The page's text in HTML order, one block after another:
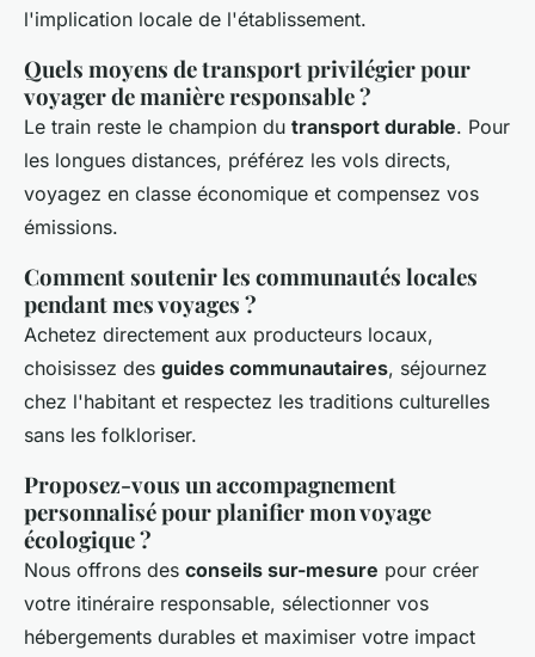
l'implication locale de l'établissement.
Quels moyens de transport privilégier pour
voyager de manière responsable ?
Le train reste le champion du transport durable. Pour
les longues distances, préférez les vols directs,
voyagez en classe économique et compensez vos
émissions.
Comment soutenir les communautés locales
pendant mes voyages ?
Achetez directement aux producteurs locaux,
choisissez des guides communautaires, séjournez
chez l'habitant et respectez les traditions culturelles
sans les folkloriser.
Proposez-vous un accompagnement
personnalisé pour planifier mon voyage
écologique ?
Nous offrons des conseils sur-mesure pour créer
votre itinéraire responsable, sélectionner vos
hébergements durables et maximiser votre impact